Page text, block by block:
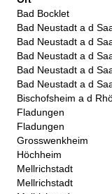
Bad Bocklet
Bad Neustadt a d
Bad Neustadt a d
Bad Neustadt a d
Bad Neustadt a d
Bad Neustadt a d
Bischofsheim a d
Fladungen
Fladungen
Grosswenkheim
Höchheim
Mellrichstadt
Mellrichstadt